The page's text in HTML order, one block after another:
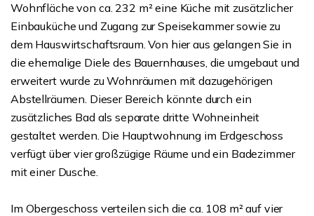
Wohnfläche von ca. 232 m² eine Küche mit zusätzlicher
Einbauküche und Zugang zur Speisekammer sowie zu
dem Hauswirtschaftsraum. Von hier aus gelangen Sie in
die ehemalige Diele des Bauernhauses, die umgebaut und
erweitert wurde zu Wohnräumen mit dazugehörigen
Abstellräumen. Dieser Bereich könnte durch ein
zusätzliches Bad als separate dritte Wohneinheit
gestaltet werden. Die Hauptwohnung im Erdgeschoss
verfügt über vier großzügige Räume und ein Badezimmer
mit einer Dusche.
Im Obergeschoss verteilen sich die ca. 108 m² auf vier